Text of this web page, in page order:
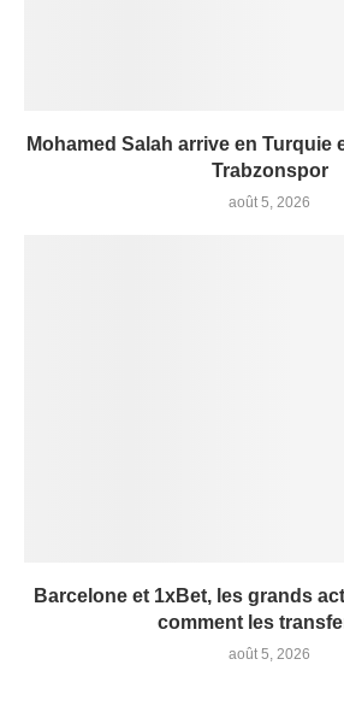
Mohamed Salah arrive en Turquie
Trabzonspor
août 5, 2026
Barcelone et 1xBet, les grands
comment les
août 5, 2026